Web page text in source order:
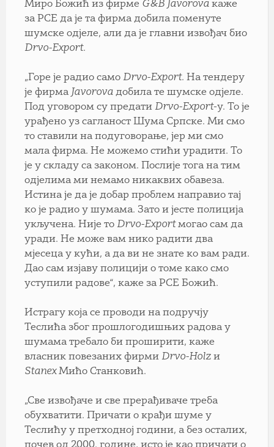
Миро Божић из фирме G&B Javorova каже
за РСЕ да је та фирма добила поменуте
шумске одјеле, али да је главни извођач био
Drvo-Export.
„Горе је радио само Drvo-Export. На тендеру
је фирма Javorova добила те шумске одјеле.
Под уговором су предати Drvo-Export-у. То је
урађено уз сагланост Шума Српске. Ми смо
то ставили на подуговорање, јер ми смо
мала фирма. Не можемо стићи урадити. То
је у складу са законом. Послије тога на тим
одјелима ми немамо никаквих обавеза.
Истина је да је добар проблем направио тај
ко је радио у шумама. Зато и јесте полиција
укључена. Није то Drvo-Exportмогао сам да
уради. Не може вам нико радити два
мјесеца у кући, а да ви не знате ко вам ради.
Дао сам изјаву полицији о томе како смо
уступили радове“, каже за РСЕ Божић.
Истрагу која се проводи на подручју
Теслића због прошлогодишњих радова у
шумама требало би проширити, каже
власник повезаних фирми Drvo-Holz и
StanexМићо Станковић.
„Све извођаче и све прерађиваче треба
обухватити. Причати о крађи шуме у
Теслићу у претходној години, а без осталих,